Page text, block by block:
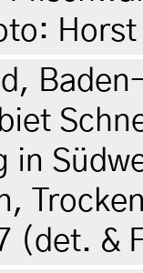
in
(det. &